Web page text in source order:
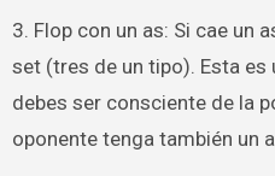
3. Flop con un as: Si cae un
set (tres de un tipo). Esta es
debes ser consciente de la
oponente tenga también un